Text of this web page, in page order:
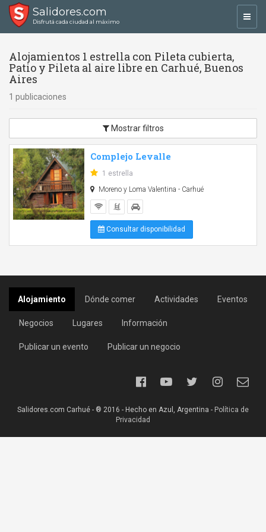
Salidores.com
Disfrutá cada ciudad al máximo
Alojamientos 1 estrella con Pileta cubierta,
Patio y Pileta al aire libre en Carhué, Buenos
Aires
1 publicaciones
Mostrar filtros
Complejo Levalle
1 estrella
Moreno y Loma Valentina - Carhué
Consultar disponibilidad
Alojamiento Dónde comer Actividades Eventos
Negocios Lugares Información
Publicar un evento Publicar un negocio
Salidores.com Carhué - ® 2016 - Hecho en Azul, Argentina - Política de
Privacidad